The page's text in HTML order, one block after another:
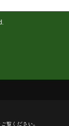
ご覧ください。